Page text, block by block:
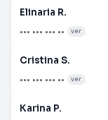
Elinaria R.
••• ••• ••• •• ver
Cristina S.
••• ••• ••• •• ver
Karina P.